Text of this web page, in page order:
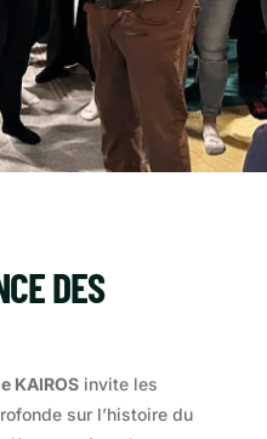
DES
KAIROS invite les
sur l’histoire du